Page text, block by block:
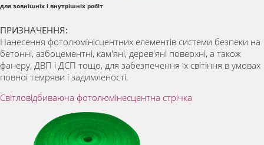
для зовнішніх і внутрішніх робіт
ПРИЗНАЧЕННЯ:
Нанесення фотолюмінісцентних елементів системи безпеки на
бетонні, азбоцементні, кам'яні, дерев'яні поверхні, а також
фанеру, ДВП і ДСП тощо, для забезпечення їх світіння в умовах
повної темряви і задимленості.
Світловідбиваюча фотолюмінесцентна стрічка